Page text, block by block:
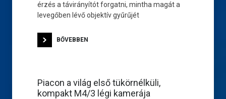
érzés a távirányítót forgatni, mintha magát a
levegőben lévő objektív gyűrűjét
BŐVEBBEN
Piacon a világ első tükörnélküli,
kompakt M4/3 légi kamerája